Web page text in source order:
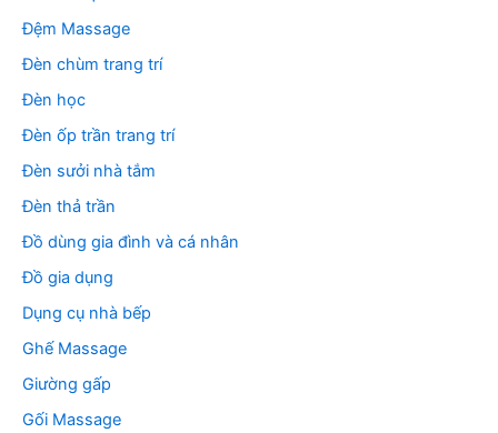
Đệm Massage
Đèn chùm trang trí
Đèn học
Đèn ốp trần trang trí
Đèn sưởi nhà tắm
Đèn thả trần
Đồ dùng gia đình và cá nhân
Đồ gia dụng
Dụng cụ nhà bếp
Ghế Massage
Giường gấp
Gối Massage